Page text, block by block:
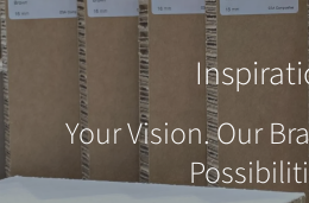
Your Vision. Our